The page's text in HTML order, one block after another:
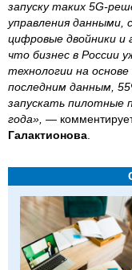
запуску таких
управления данными,
цифровые двойники
что бизнес в России
технологии на
последним данным,
запускать пилотные
года», —
Галактионова